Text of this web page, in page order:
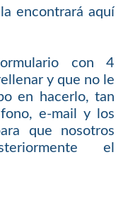
encontrará aquí
con 4
y que no le
en hacerlo, tan
e-mail y los
que nosotros
el